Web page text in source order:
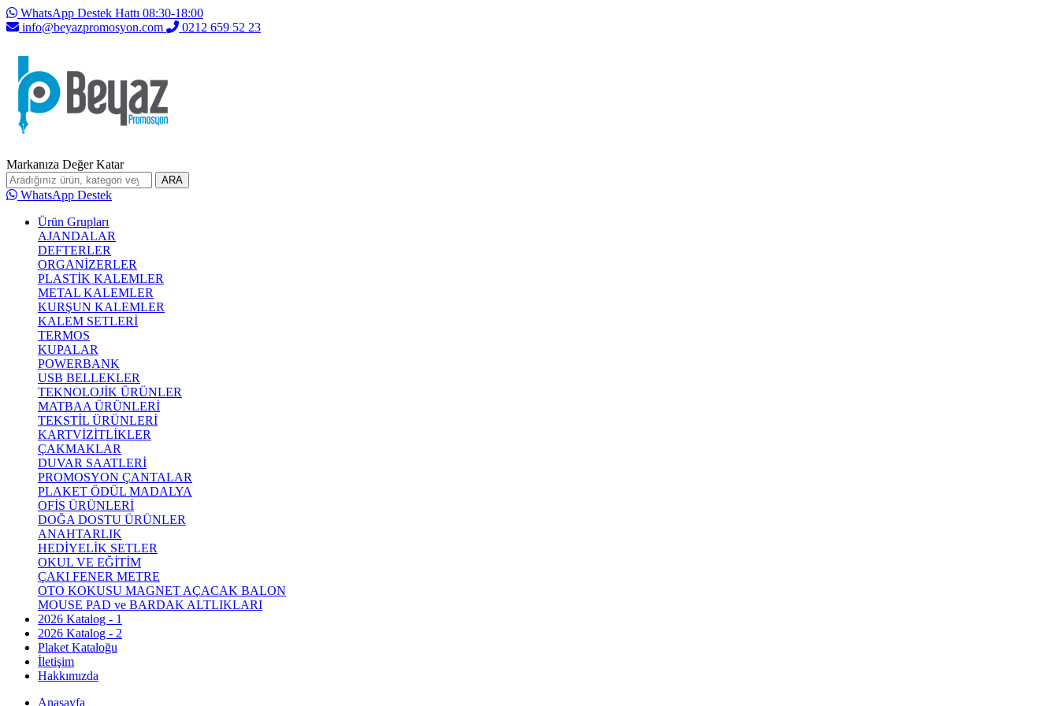
WhatsApp Destek Hattı 08:30-18:00
info@beyazpromosyon.com
0212 659 52 23
Markanıza Değer Katar
ARA
WhatsApp Destek
Ürün Grupları
AJANDALAR
DEFTERLER
ORGANİZERLER
PLASTİK KALEMLER
METAL KALEMLER
KURŞUN KALEMLER
KALEM SETLERİ
TERMOS
KUPALAR
POWERBANK
USB BELLEKLER
TEKNOLOJİK ÜRÜNLER
MATBAA ÜRÜNLERİ
TEKSTİL ÜRÜNLERİ
KARTVİZİTLİKLER
ÇAKMAKLAR
DUVAR SAATLERİ
PROMOSYON ÇANTALAR
PLAKET ÖDÜL MADALYA
OFİS ÜRÜNLERİ
DOĞA DOSTU ÜRÜNLER
ANAHTARLIK
HEDİYELİK SETLER
OKUL VE EĞİTİM
ÇAKI FENER METRE
OTO KOKUSU MAGNET AÇACAK BALON
MOUSE PAD ve BARDAK ALTLIKLARI
2026 Katalog - 1
2026 Katalog - 2
Plaket Kataloğu
İletişim
Hakkımızda
Anasayfa